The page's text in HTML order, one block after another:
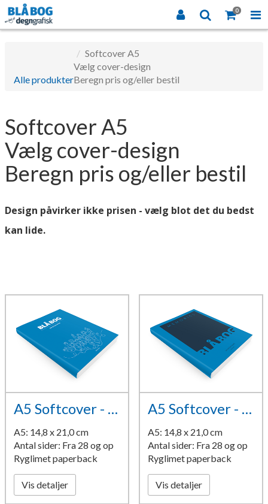
0
Alle produkter
Softcover A5
Vælg cover-design
Beregn pris og/eller bestil
Softcover A5
Vælg cover-design
Beregn pris og/eller bestil
Design påvirker ikke prisen - vælg blot det du bedst
kan lide.
A5 Softcover - design 9
A5: 14,8 x 21,0 cm
Antal sider: Fra 28 og op
Ryglimet paperback
Vis detaljer
A5 Softcover - design 10
A5: 14,8 x 21,0 cm
Antal sider: Fra 28 og op
Ryglimet paperback
Vis detaljer